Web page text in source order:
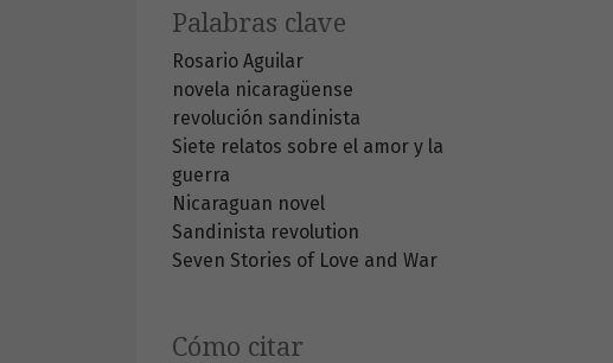
Palabras clave
Rosario Aguilar
novela nicaragüense
revolución sandinista
Siete relatos sobre el amor y la
guerra
Nicaraguan novel
Sandinista revolution
Seven Stories of Love and War
Cómo citar